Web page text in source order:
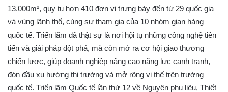
13.000m², quy tụ hơn 410 đơn vị trưng bày đến từ 29 quốc gia
và vùng lãnh thổ, cùng sự tham gia của 10 nhóm gian hàng
quốc tế. Triển lãm đã thật sự là nơi hội tụ những công nghệ tiên
tiến và giải pháp đột phá, mà còn mở ra cơ hội giao thương
chiến lược, giúp doanh nghiệp nâng cao năng lực cạnh tranh,
đón đầu xu hướng thị trường và mở rộng vị thế trên trường
quốc tế. Triển lãm Quốc tế lần thứ 12 về Nguyên phụ liệu, Thiết